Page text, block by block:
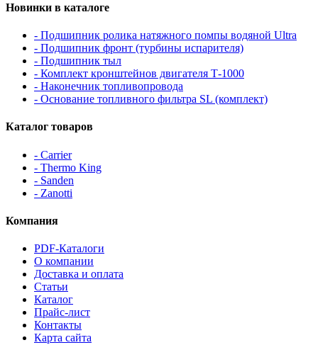
Новинки в каталоге
- Подшипник ролика натяжного помпы водяной Ultra
- Подшипник фронт (турбины испарителя)
- Подшипник тыл
- Комплект кронштейнов двигателя Т-1000
- Наконечник топливопровода
- Основание топливного фильтра SL (комплект)
Каталог товаров
- Carrier
- Thermo King
- Sanden
- Zanotti
Компания
PDF-Каталоги
О компании
Доставка и оплата
Статьи
Каталог
Прайс-лист
Контакты
Карта сайта